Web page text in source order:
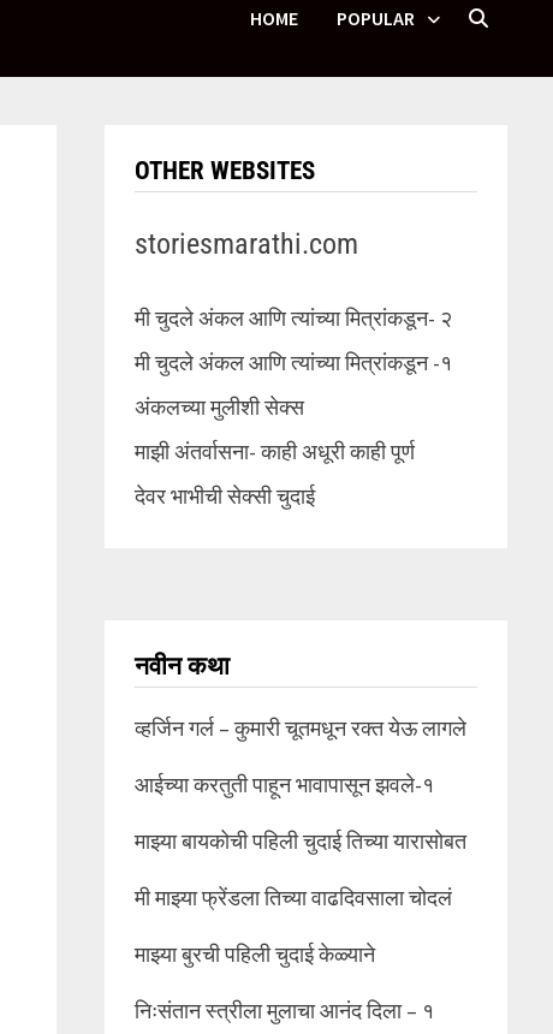
HOME POPULAR
OTHER WEBSITES
storiesmarathi.com
मी चुदले अंकल आणि त्यांच्या मित्रांकडून- २
मी चुदले अंकल आणि त्यांच्या मित्रांकडून -१
अंकलच्या मुलीशी सेक्स
माझी अंतर्वासना- काही अधूरी काही पूर्ण
देवर भाभीची सेक्सी चुदाई
नवीन कथा
व्हर्जिन गर्ल – कुमारी चूतमधून रक्त येऊ लागले
आईच्या करतुती पाहून भावापासून झवले-१
माझ्या बायकोची पहिली चुदाई तिच्या यारासोबत
मी माझ्या फ्रेंडला तिच्या वाढदिवसाला चोदलं
माझ्या बुरची पहिली चुदाई केळ्याने
निःसंतान स्त्रीला मुलाचा आनंद दिला – १